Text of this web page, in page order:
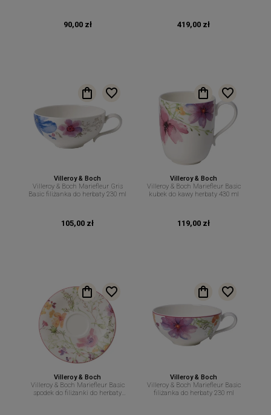
90,00 zł 419,00 zł
Villeroy & Boch
Villeroy & Boch Mariefleur Gris
Basic filiżanka do herbaty 230 ml
105,00 zł
Villeroy & Boch
Villeroy & Boch Mariefleur Basic
kubek do kawy herbaty 430 ml
119,00 zł
Villeroy & Boch
Villeroy & Boch Mariefleur Basic
spodek do filiżanki do herbaty
Villeroy & Boch
Villeroy & Boch Mariefleur Basic
filiżanka do herbaty 230 ml